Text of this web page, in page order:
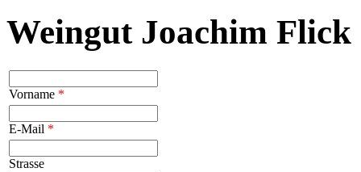
Weingut Joachim
Vorname *
E-Mail *
Strasse